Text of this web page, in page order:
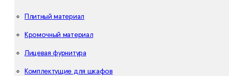
Плитный материал
Кромочный материал
Лицевая фурнитура
Комплектущие для шкафов